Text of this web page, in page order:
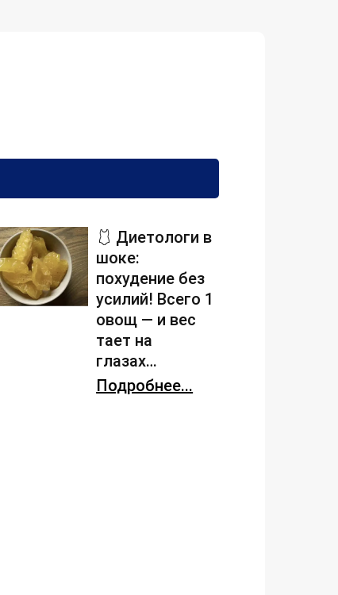
🩱 Диетологи в
шоке:
похудение без
усилий! Всего 1
овощ — и вес
тает на
глазах…
Подробнее...